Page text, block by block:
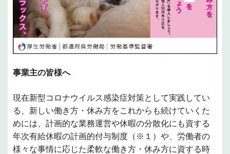
事業主の皆様へ
現在新型コロナウイルス感染症対策として実践してい
る、新しい働き方・休み方をこれからも続けていくた
めには、計画的な業務運営や休暇の分散化にも資する
年次有給休暇の計画的付与制度（※１）や、労働者の
様々な事情に応じた柔軟な働き方・休み方に資する時